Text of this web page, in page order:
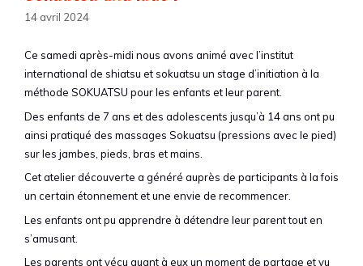
14 avril 2024
Ce samedi après-midi nous avons animé avec l’institut
international de shiatsu et sokuatsu un stage d’initiation à la
méthode SOKUATSU pour les enfants et leur parent.
Des enfants de 7 ans et des adolescents jusqu’à 14 ans ont pu
ainsi pratiqué des massages Sokuatsu (pressions avec le pied)
sur les jambes, pieds, bras et mains.
Cet atelier découverte a généré auprès de participants à la fois
un certain étonnement et une envie de recommencer.
Les enfants ont pu apprendre à détendre leur parent tout en
s’amusant.
Les parents ont vécu quant à eux un moment de partage et vu